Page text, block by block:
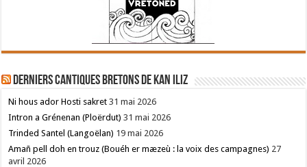
Derniers cantiques bretons de Kan Iliz
Ni hous ador Hosti sakret 31 mai 2026
Intron a Grénenan (Ploërdut) 31 mai 2026
Trinded Santel (Langoëlan) 19 mai 2026
Amañ pell doh en trouz (Bouéh er mæzeù : la voix des campagnes) 27
avril 2026